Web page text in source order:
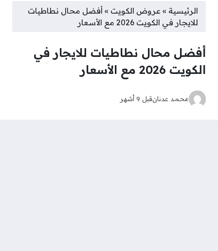
الرئيسية » عروض الكويت » أفضل محال نطاطيات
للايجار في الكويت 2026 مع الأسعار
أفضل محال نطاطيات للايجار في
الكويت 2026 مع الأسعار
محمد عدنانقبل 9 أشهر